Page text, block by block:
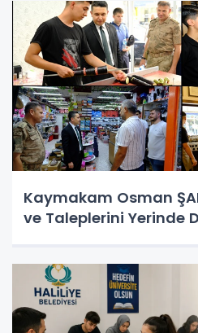
Kaymakam Osman
ve Taleplerini Yerinde